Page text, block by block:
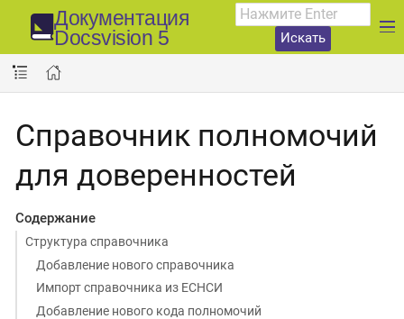
Документация
Docsvision 5
Искать
Справочник полномочий
для доверенностей
Содержание
Структура справочника
Добавление нового справочника
Импорт справочника из ЕСНСИ
Добавление нового кода полномочий